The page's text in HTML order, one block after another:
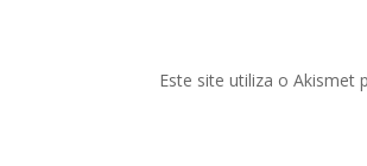
Este site utiliza o Akismet